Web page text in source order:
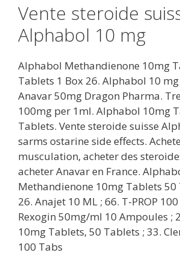
Vente steroide
Alphabol 10 mg
Alphabol Methandienone 10mg
Tablets 1 Box 26. Alphabol 10
Anavar 50mg Dragon Pharma.
100mg per 1ml. Alphabol 10mg
Tablets. Vente steroide suisse
sarms ostarine side effects.
musculation, acheter des
acheter Anavar en France.
Methandienone 10mg Tablets 50
26. Anajet 10 ML ; 66. T-PROP
Rexogin 50mg/ml 10 Ampoules ;
10mg Tablets, 50 Tablets ; 33.
100 Tabs